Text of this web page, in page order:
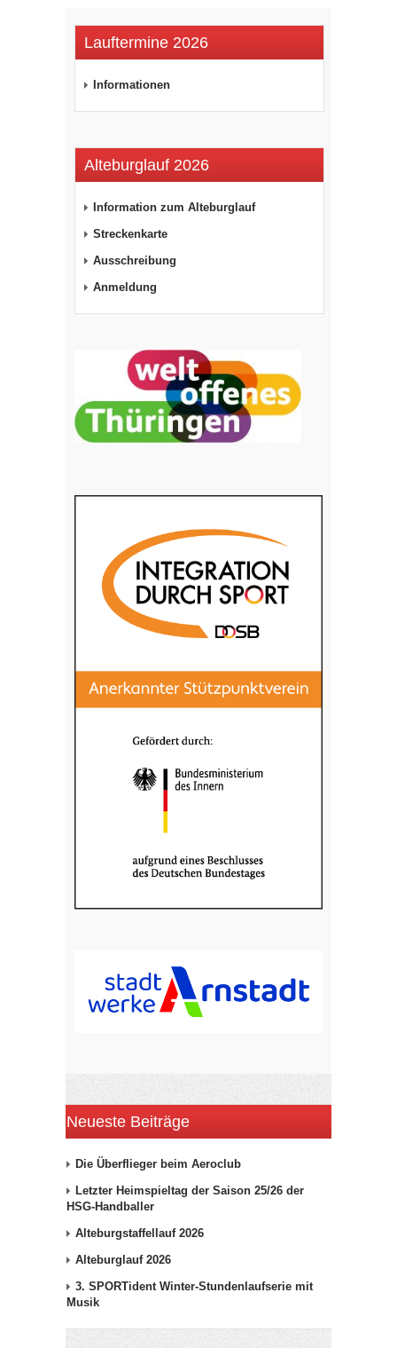
Lauftermine 2026
Informationen
Alteburglauf 2026
Information zum Alteburglauf
Streckenkarte
Ausschreibung
Anmeldung
Neueste Beiträge
Die Überflieger beim Aeroclub
Letzter Heimspieltag der Saison 25/26 der
HSG-Handballer
Alteburgstaffellauf 2026
Alteburglauf 2026
3. SPORTident Winter-Stundenlaufserie mit
Musik